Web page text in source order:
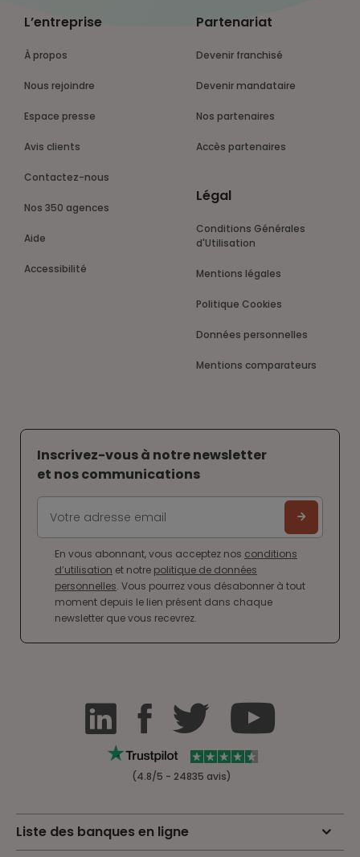
L’entreprise
À propos
Nous rejoindre
Espace presse
Avis clients
Contactez-nous
Nos 350 agences
Aide
Accessibilité
Partenariat
Devenir franchisé
Devenir mandataire
Nos partenaires
Accès partenaires
Légal
Conditions Générales
d'Utilisation
Mentions légales
Politique Cookies
Données personnelles
Mentions comparateurs
Inscrivez-vous à notre newsletter
et nos communications
En vous abonnant, vous acceptez nos conditions
d’utilisation et notre politique de données
personnelles. Vous pourrez vous désabonner à tout
moment depuis le lien présent dans chaque
newsletter que vous recevrez.
(4.8/5 - 24835 avis)
Liste des banques en ligne